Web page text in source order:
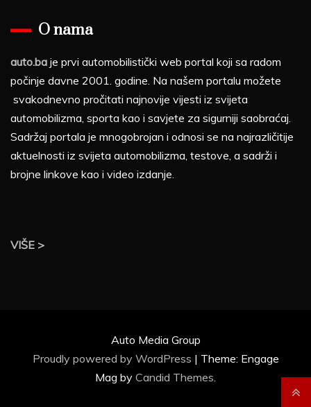
O nama
auto.ba je prvi automobilistički web portal koji sa radom
počinje davne 2001. godine. Na našem portalu možete
svakodnevno pročitati najnovije vijesti iz svijeta
automobilizma, sporta kao i savjete za sigurniji saobraćaj.
Sadržaj portala je mnogobrojan i odnosi se na najrazličitije
aktuelnosti iz svijeta automobilizma, testove, a sadrži i
brojne linkove kao i video izdanje.
VIŠE >
Auto Media Group
Proudly powered by WordPress | Theme: Engage
Mag by Candid Themes